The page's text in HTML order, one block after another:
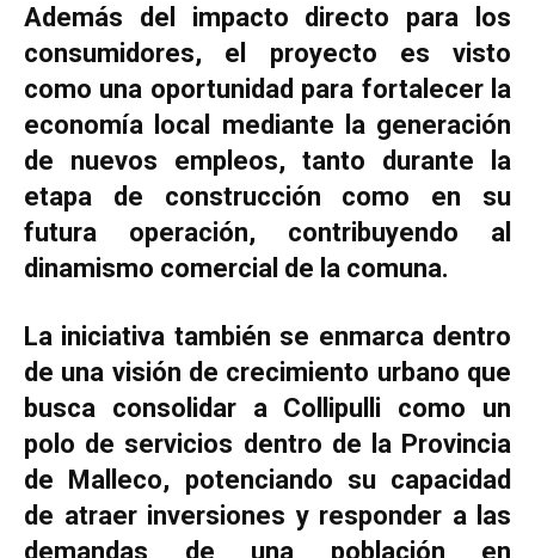
Además del impacto directo para los
consumidores, el proyecto es visto
como una oportunidad para fortalecer la
economía local mediante la generación
de nuevos empleos, tanto durante la
etapa de construcción como en su
futura operación, contribuyendo al
dinamismo comercial de la comuna.
La iniciativa también se enmarca dentro
de una visión de crecimiento urbano que
busca consolidar a Collipulli como un
polo de servicios dentro de la Provincia
de Malleco, potenciando su capacidad
de atraer inversiones y responder a las
demandas de una población en